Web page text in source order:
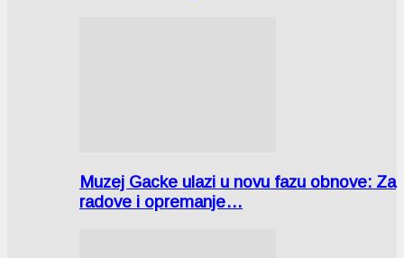
Muzej Gacke ulazi u novu fazu obnove: Za
radove i opremanje…